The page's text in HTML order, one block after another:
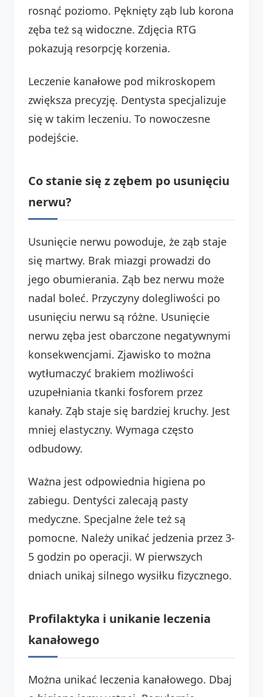
rosnąć poziomo. Pęknięty ząb lub korona
zęba też są widoczne. Zdjęcia RTG
pokazują resorpcję korzenia.
Leczenie kanałowe pod mikroskopem
zwiększa precyzję. Dentysta specjalizuje
się w takim leczeniu. To nowoczesne
podejście.
Co stanie się z zębem po usunięciu
nerwu?
Usunięcie nerwu powoduje, że ząb staje
się martwy. Brak miazgi prowadzi do
jego obumierania. Ząb bez nerwu może
nadal boleć. Przyczyny dolegliwości po
usunięciu nerwu są różne. Usunięcie
nerwu zęba jest obarczone negatywnymi
konsekwencjami. Zjawisko to można
wytłumaczyć brakiem możliwości
uzupełniania tkanki fosforem przez
kanały. Ząb staje się bardziej kruchy. Jest
mniej elastyczny. Wymaga często
odbudowy.
Ważna jest odpowiednia higiena po
zabiegu. Dentyści zalecają pasty
medyczne. Specjalne żele też są
pomocne. Należy unikać jedzenia przez 3-
5 godzin po operacji. W pierwszych
dniach unikaj silnego wysiłku fizycznego.
Profilaktyka i unikanie leczenia
kanałowego
Można unikać leczenia kanałowego. Dbaj